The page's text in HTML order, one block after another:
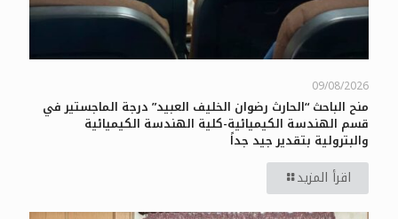
09/08/2026
منح الباحث “الحارث رضوان الخليف العبيد” درجة الماجستير في
قسم الهندسة الكيميائية-كلية الهندسة الكيميائية
والبترولية بتقدير جيد جداً
اقرأ المزيد